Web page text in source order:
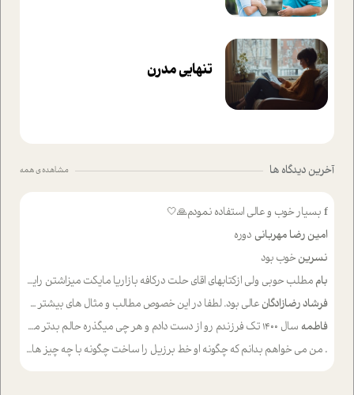
تنهایی مدرن
آخرین دیدگاه ها مشاهده ی همه
f بسیار خوب و عالی استفاده نمودم🙏🤍
امین رضا مهربانی دوره
نسرینخوب بود
بام مطلب حوبی ولی ازکتابهای اقای حلت درکافه بازاریا مایکت میزاشتن رایگان خوب بود ولی هرکدام خلاصه شده ش تومجله از طریق سایت هم خوبه اینکه درزیر اخرصفحه گذاشته شده خب ادم خبره میره نصب میکنه میخونه ولی هرکسی گوشیش ظرفیتش نداره باتشکر
فرشاد رضازادگان عالی بود. لطفا در این خصوص مطالب و مثال های بیشتر ی ارایه دهید
فاطمه سال ۱۴۰۰ تک فرزندم رو از دست دادم و هر چی میگذره حالم بدتر میشه و دلتنگتر تنایی رو ترجیح دادم و معاشرت برام سخت شده
. من می خواهم بدانم که چگونه او خط برزیل را ساخت چگونه با چه چیز هایی